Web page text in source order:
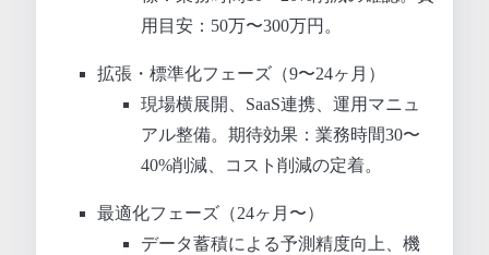
用目安：50万〜300万円。
拡張・標準化フェーズ（9〜24ヶ月）
現場横展開、SaaS連携、運用マニュ
アル整備。期待効果：業務時間30〜
40%削減、コスト削減の定着。
最適化フェーズ（24ヶ月〜）
データ蓄積による予測精度向上、機